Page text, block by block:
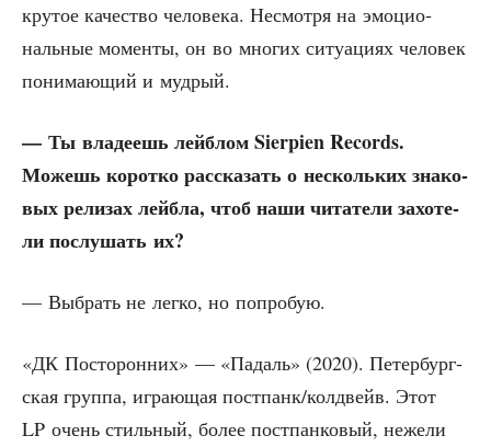
кру­тое каче­ство чело­ве­ка. Несмот­ря на эмо­ци­о­
наль­ные момен­ты, он во мно­гих ситу­а­ци­ях чело­век
пони­ма­ю­щий и мудрый.
— Ты вла­де­ешь лей­б­лом Sierpien Records.
Можешь корот­ко рас­ска­зать о несколь­ких зна­ко­
вых рели­зах лей­б­ла, чтоб наши чита­те­ли захо­те­
ли послу­шать их?
— Выбрать не лег­ко, но попробую.
«ДК Посто­рон­них» — «Падаль» (2020). Петер­бург­
ская груп­па, игра­ю­щая постпанк/колдвейв. Этот
LP очень стиль­ный, более пост­пан­ко­вый, неже­ли